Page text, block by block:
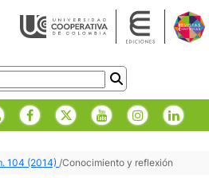
104 (2014) /Conocimiento y reflexión